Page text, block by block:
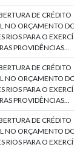
DE CRÉDITO
NO ORÇAMENTO DO
RIOS PARA O
PROVIDÊNCIAS...
DE CRÉDITO
NO ORÇAMENTO DO
RIOS PARA O
PROVIDÊNCIAS...
DE CRÉDITO
NO ORÇAMENTO DO
RIOS PARA O